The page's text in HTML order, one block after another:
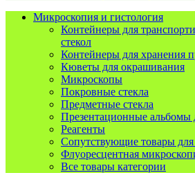
Микроскопия и гистология
Контейнеры для
стекол
Контейнеры для хранения
Кюветы для окрашивания
Микроскопы
Покровные стекла
Предметные стекла
Презентационные альбомы
Реагенты
Сопутствующие товары
Флуоресцентная
Все товары категории